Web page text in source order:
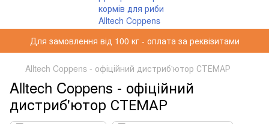
Для замовлення від 100 кг - оплата за реквізитами
Alltech Coppens - офіційний дистриб'ютор СТЕМАР
Alltech Coppens - офіційний
дистриб'ютор СТЕМАР